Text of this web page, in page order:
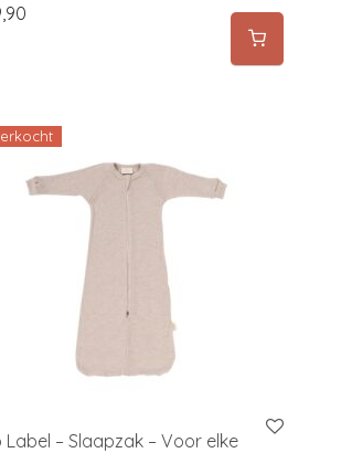
Label – Slaapzak – Voor elke